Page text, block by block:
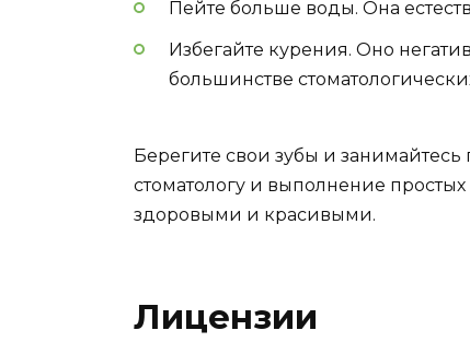
Пейте больше воды. Она
Избегайте курения. Оно
большинстве
Берегите свои зубы и
стоматологу и выполнение
здоровыми и красивыми.
Лицензии